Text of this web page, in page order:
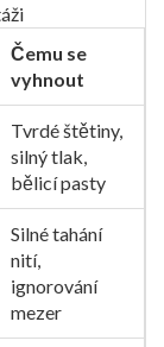
Čemu se
vyhnout
Tvrdé štětiny,
silný tlak,
bělicí pasty
Silné tahání
nití,
ignorování
mezer